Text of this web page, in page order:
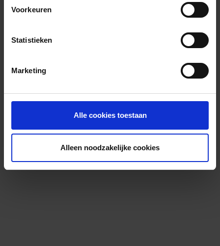
Voorkeuren
Statistieken
Marketing
Alle cookies toestaan
Alleen noodzakelijke cookies